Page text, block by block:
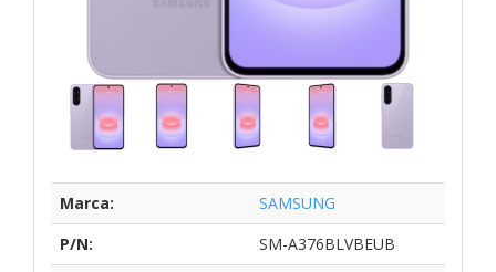
Marca:
SAMSUNG
P/N:
SM-A376BLVBEUB